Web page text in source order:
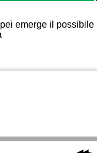
emerge il possibile